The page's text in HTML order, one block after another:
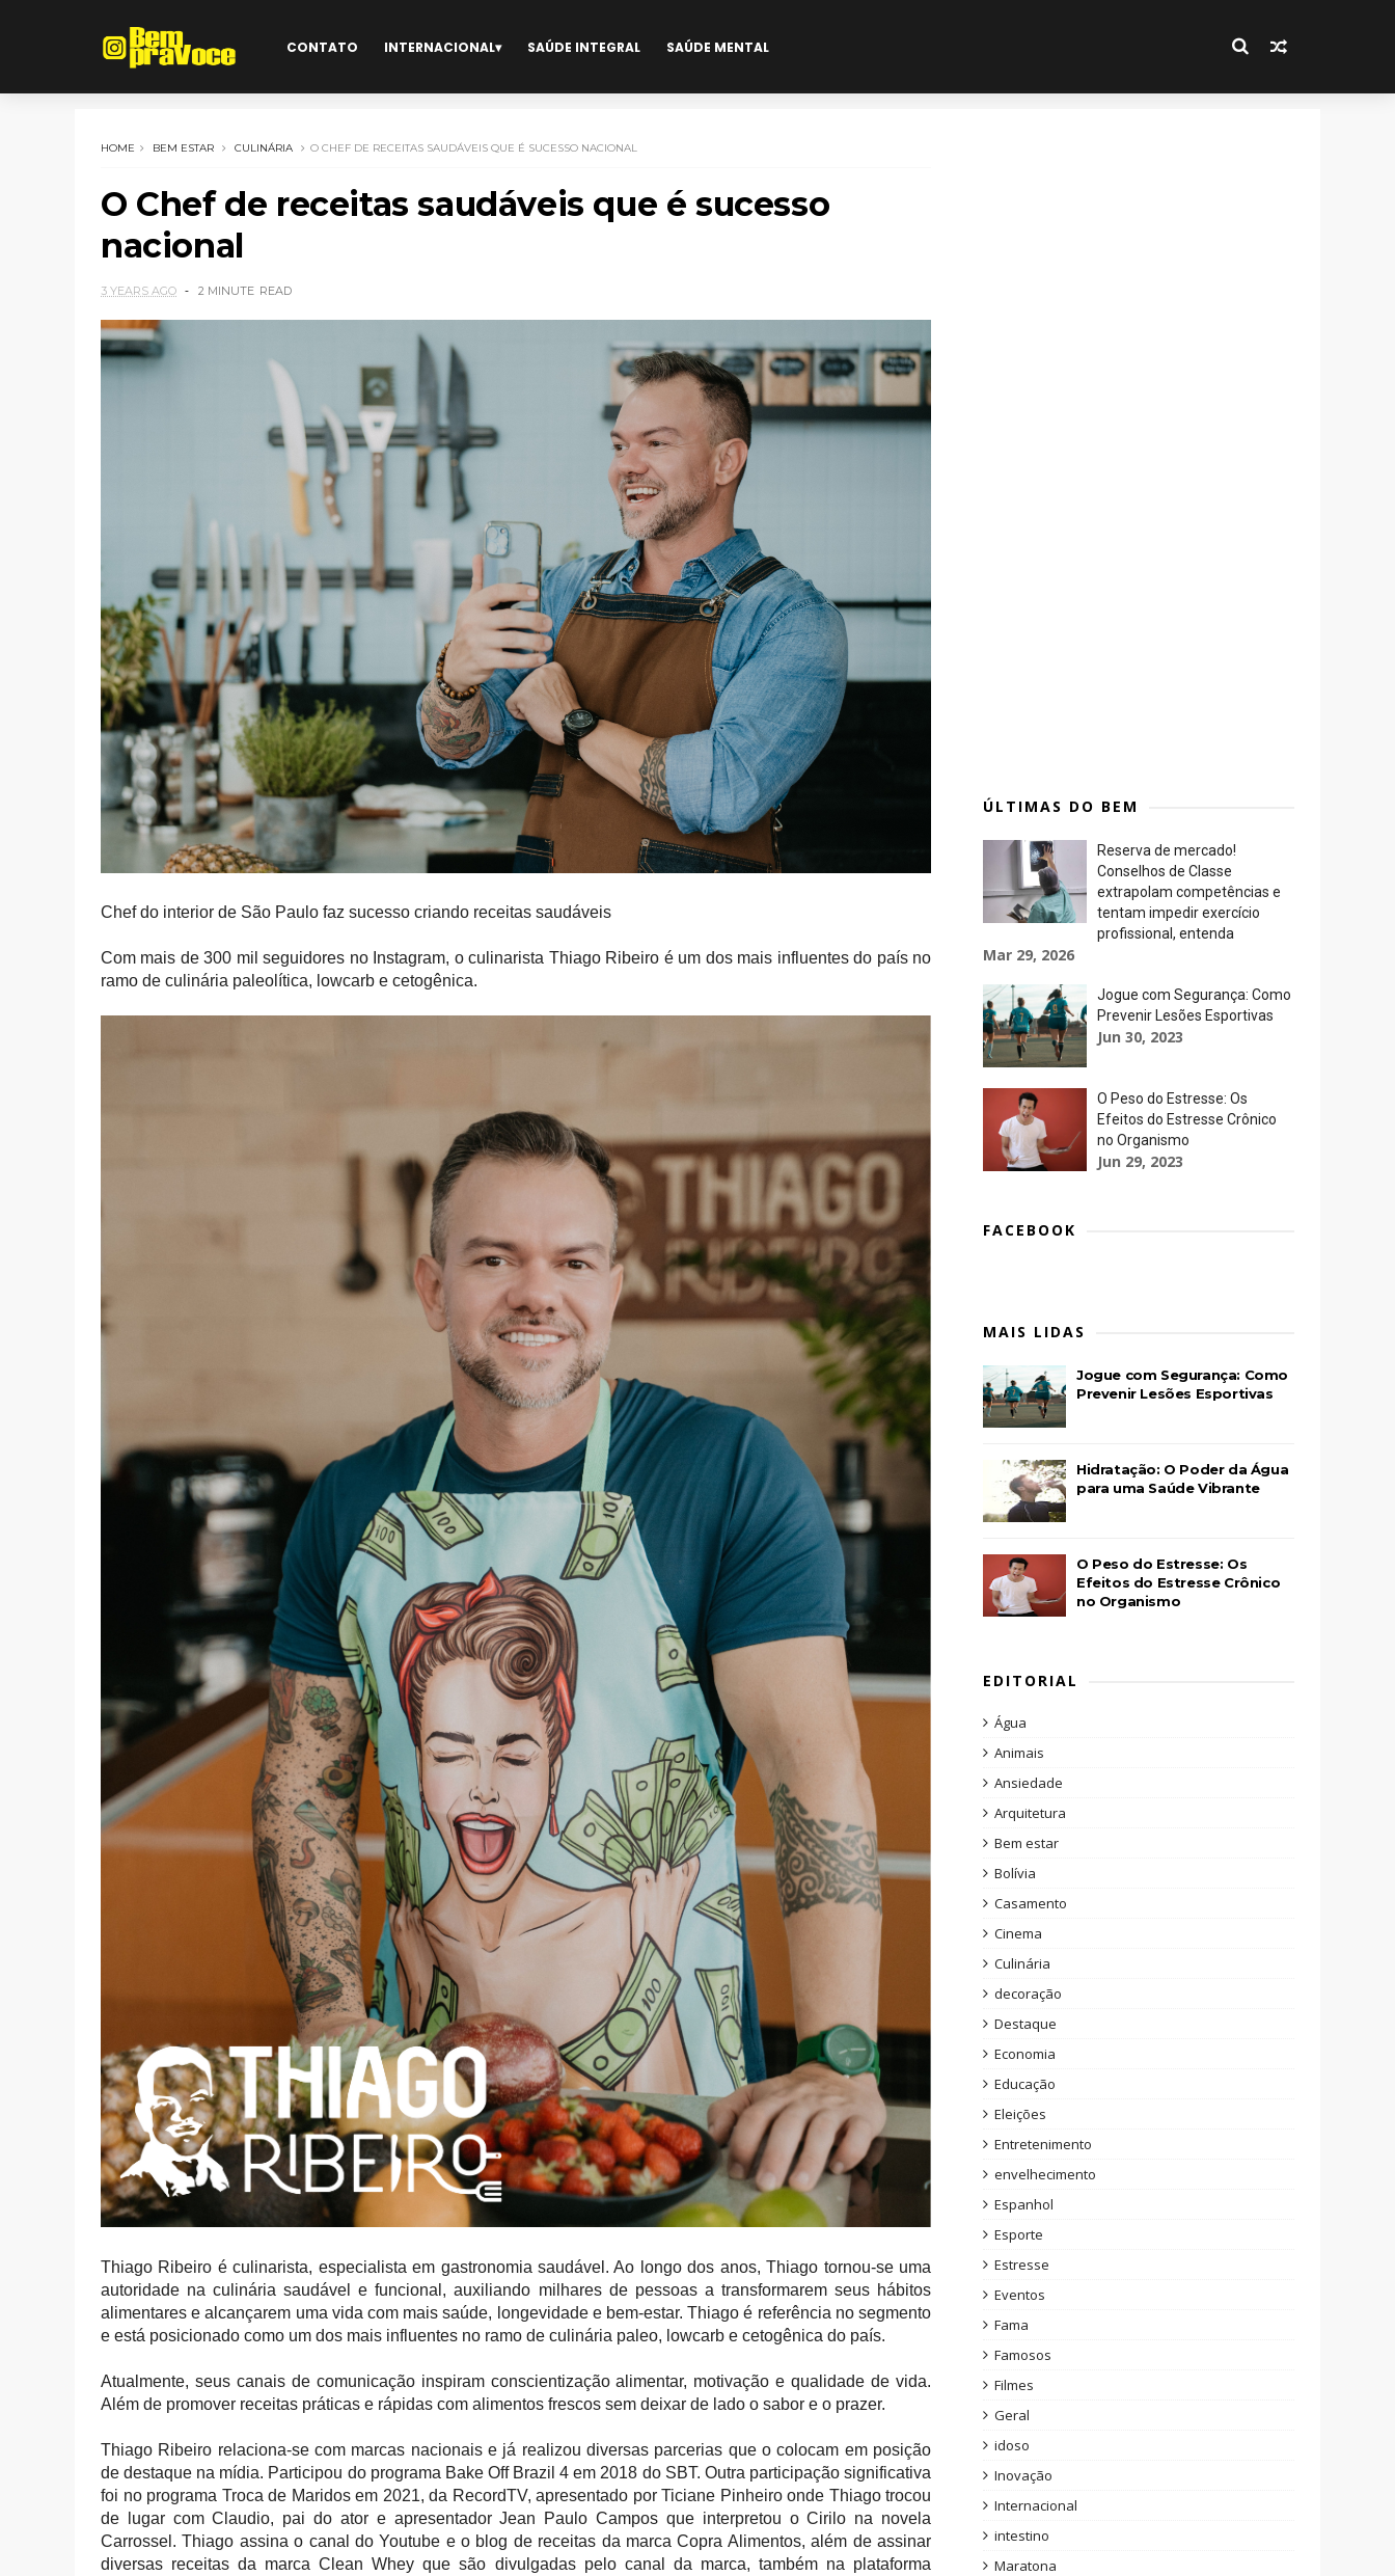
CONTATO INTERNACIONAL SAÚDE INTEGRAL SAÚDE MENTAL
HOME BEM ESTAR CULINÁRIA O CHEF DE RECEITAS SAUDÁVEIS QUE É SUCESSO NACIONAL
O Chef de receitas saudáveis que é sucesso
nacional
3 YEARS AGO 2 MINUTE READ
Chef do interior de São Paulo faz sucesso criando receitas saudáveis
Com mais de 300 mil seguidores no Instagram, o culinarista Thiago Ribeiro é um dos mais influentes do país no
ramo de culinária paleolítica, lowcarb e cetogênica.
Thiago Ribeiro é culinarista, especialista em gastronomia saudável. Ao longo dos anos, Thiago tornou-se uma
autoridade na culinária saudável e funcional, auxiliando milhares de pessoas a transformarem seus hábitos
alimentares e alcançarem uma vida com mais saúde, longevidade e bem-estar. Thiago é referência no segmento
e está posicionado como um dos mais influentes no ramo de culinária paleo, lowcarb e cetogênica do país.
Atualmente, seus canais de comunicação inspiram conscientização alimentar, motivação e qualidade de vida.
Além de promover receitas práticas e rápidas com alimentos frescos sem deixar de lado o sabor e o prazer.
Thiago Ribeiro relaciona-se com marcas nacionais e já realizou diversas parcerias que o colocam em posição
de destaque na mídia. Participou do programa Bake Off Brazil 4 em 2018 do SBT. Outra participação significativa
foi no programa Troca de Maridos em 2021, da RecordTV, apresentado por Ticiane Pinheiro onde Thiago trocou
de lugar com Claudio, pai do ator e apresentador Jean Paulo Campos que interpretou o Cirilo na novela
Carrossel. Thiago assina o canal do Youtube e o blog de receitas da marca Copra Alimentos, além de assinar
diversas receitas da marca Clean Whey que são divulgadas pelo canal da marca, também na plataforma
ÚLTIMAS DO BEM
Reserva de mercado!
Conselhos de Classe
extrapolam competências e
tentam impedir exercício
profissional, entenda
Mar 29, 2026
Jogue com Segurança: Como
Prevenir Lesões Esportivas
Jun 30, 2023
O Peso do Estresse: Os
Efeitos do Estresse Crônico
no Organismo
Jun 29, 2023
FACEBOOK
MAIS LIDAS
Jogue com Segurança: Como
Prevenir Lesões Esportivas
Hidratação: O Poder da Água
para uma Saúde Vibrante
O Peso do Estresse: Os
Efeitos do Estresse Crônico
no Organismo
EDITORIAL
Água
Animais
Ansiedade
Arquitetura
Bem estar
Bolívia
Casamento
Cinema
Culinária
decoração
Destaque
Economia
Educação
Eleições
Entretenimento
envelhecimento
Espanhol
Esporte
Estresse
Eventos
Fama
Famosos
Filmes
Geral
idoso
Inovação
Internacional
intestino
Maratona